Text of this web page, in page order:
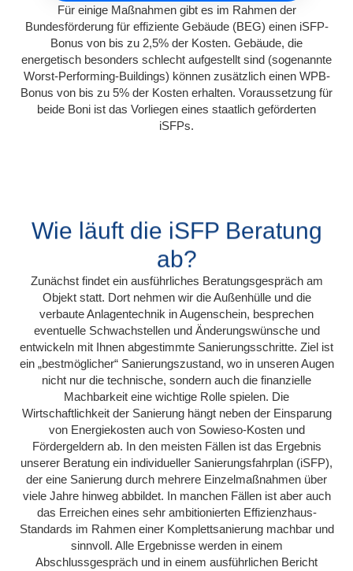
Für einige Maßnahmen gibt es im Rahmen der
Bundesförderung für effiziente Gebäude (BEG) einen iSFP-
Bonus von bis zu 2,5% der Kosten. Gebäude, die
energetisch besonders schlecht aufgestellt sind (sogenannte
Worst-Performing-Buildings) können zusätzlich einen WPB-
Bonus von bis zu 5% der Kosten erhalten. Voraussetzung für
beide Boni ist das Vorliegen eines staatlich geförderten
iSFPs.
Wie läuft die iSFP Beratung
ab?
Zunächst findet ein ausführliches Beratungsgespräch am
Objekt statt. Dort nehmen wir die Außenhülle und die
verbaute Anlagentechnik in Augenschein, besprechen
eventuelle Schwachstellen und Änderungswünsche und
entwickeln mit Ihnen abgestimmte Sanierungsschritte. Ziel ist
ein „bestmöglicher“ Sanierungszustand, wo in unseren Augen
nicht nur die technische, sondern auch die finanzielle
Machbarkeit eine wichtige Rolle spielen. Die
Wirtschaftlichkeit der Sanierung hängt neben der Einsparung
von Energiekosten auch von Sowieso-Kosten und
Fördergeldern ab. In den meisten Fällen ist das Ergebnis
unserer Beratung ein individueller Sanierungsfahrplan (iSFP),
der eine Sanierung durch mehrere Einzelmaßnahmen über
viele Jahre hinweg abbildet. In manchen Fällen ist aber auch
das Erreichen eines sehr ambitionierten Effizienzhaus-
Standards im Rahmen einer Komplettsanierung machbar und
sinnvoll. Alle Ergebnisse werden in einem
Abschlussgespräch und in einem ausführlichen Bericht